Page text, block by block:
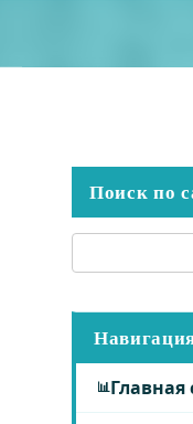
Поиск по
Главная